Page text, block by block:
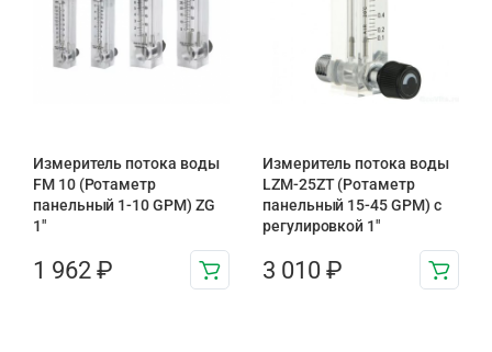
Измеритель потока воды
FM 10 (Ротаметр
панельный 1-10 GPM) ZG
1″
1 962 ₽
Измеритель потока воды
LZM-25ZT (Ротаметр
панельный 15-45 GPM) с
регулировкой 1″
3 010 ₽